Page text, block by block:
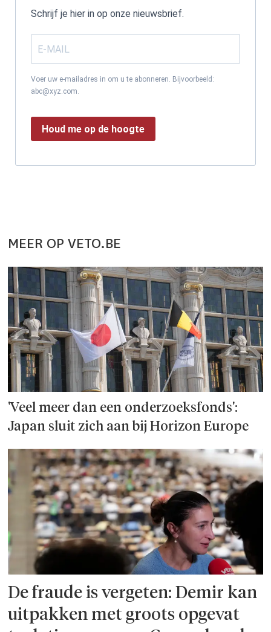
Schrijf je hier in op onze nieuwsbrief.
Voer uw e-mailadres in om u te abonneren. Bijvoorbeeld:
abc@xyz.com.
Houd me op de hoogte
MEER OP VETO.BE
'Veel meer dan een onderzoeks­fonds':
Japan sluit zich aan bij Horizon Europe
De fraude is vergeten: Demir kan
uitpakken met groots opgevat